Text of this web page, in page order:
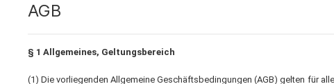
Vertriebsstützpunkte
AGB
§ 1 Allgemeines, Geltungsbereich
(1) Die vorliegenden Allgemeine Geschäftsbedingungen (AGB) gelten für